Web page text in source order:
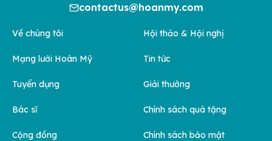
contactus@hoanmy.com
Về chúng tôi
Mạng lưới Hoàn Mỹ
Tuyển dụng
Bác sĩ
Cộng đồng
Hội thảo & Hội nghị
Tin tức
Giải thưởng
Chính sách quà tặng
Chính sách bảo mật